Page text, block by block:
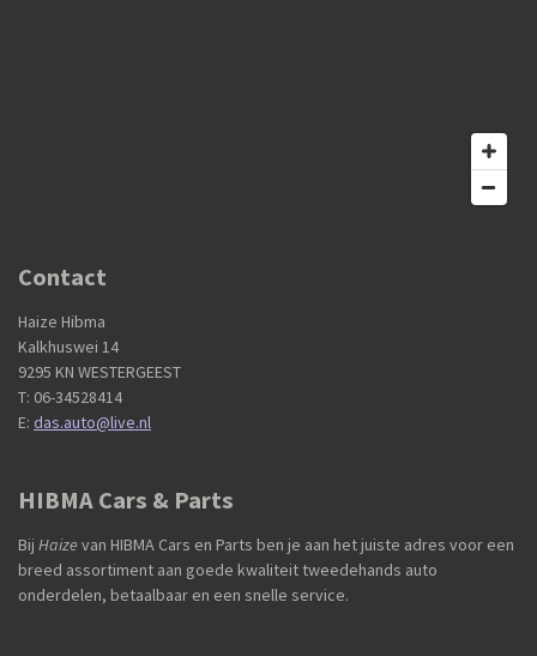
Contact
Haize Hibma
Kalkhuswei 14
9295 KN WESTERGEEST
T: 06-34528414
E: das.auto@live.nl
HIBMA Cars & Parts
Bij Haizevan HIBMA Cars en Parts ben je aan het juiste adres voor een
breed assortiment aan goede kwaliteit tweedehands auto
onderdelen, betaalbaar en een snelle service.